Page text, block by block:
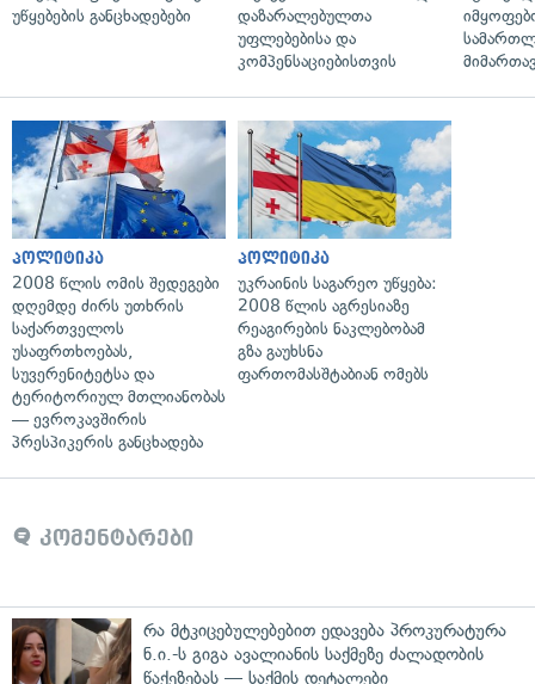
უწყებების განცხადებები
დაზარალებულთა
უფლებებისა და
კომპენსაციებისთვის
პოლიტიკა
2008 წლის ომის შედეგები
დღემდე ძირს უთხრის
საქართველოს
უსაფრთხოებას,
სუვერენიტეტსა და
ტერიტორიულ მთლიანობას
— ევროკავშირის
პრესპიკერის განცხადება
პოლიტიკა
უკრაინის საგარეო უწყება:
2008 წლის აგრესიაზე
რეაგირების ნაკლებობამ
გზა გაუხსნა
ფართომასშტაბიან ომებს
კომენტარები
რა მტკიცებულებებით ედავება პროკურატურა
ნ.ი.-ს გიგა ავალიანის საქმეზე ძალადობის
წაქეზებას — საქმის დეტალები